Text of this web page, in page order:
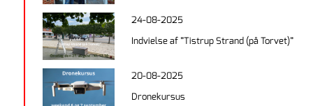
24-08-2025
Indvielse af ”Tistrup Strand (på Torvet)”
20-08-2025
Dronekursus